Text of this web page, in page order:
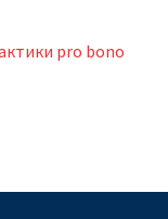
pro bono